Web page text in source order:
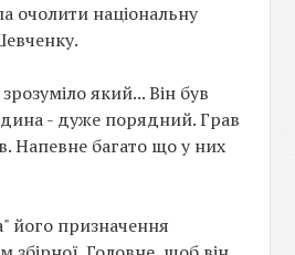
очолити національну
який... Він був
- дуже порядний. Грав
Напевне багато що у них
його призначення